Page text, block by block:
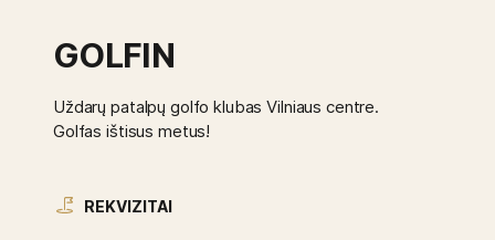
GOLFIN
Uždarų patalpų golfo klubas Vilniaus centre.
Golfas ištisus metus!
REKVIZITAI